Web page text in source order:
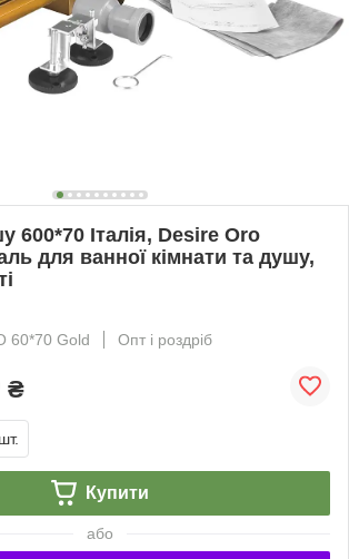
600*70 Італія, Desire Oro
для ванної кімнати та душу,
60*70 Gold
Опт і роздріб
₴
Купити
або